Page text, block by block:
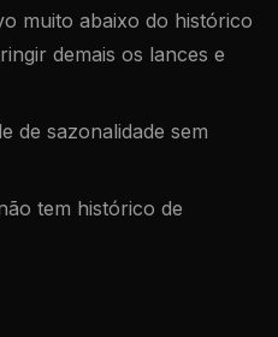
muito abaixo do histórico
demais os lances e
de sazonalidade sem
tem histórico de